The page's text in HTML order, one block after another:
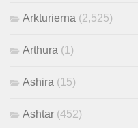
Arkturierna (2,525)
Arthura (1)
Ashira (15)
Ashtar (452)